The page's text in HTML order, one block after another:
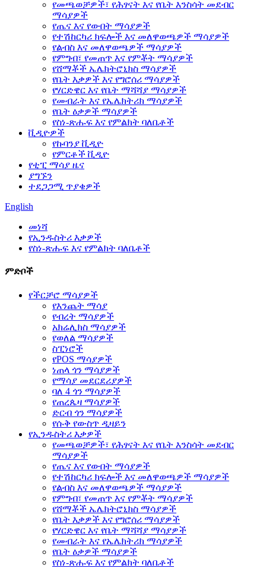
የመጫወቻዎች፣ የሕፃናት እና የቤት እንስሳት መደብር
ማሳያዎች
የጤና እና የውበት ማሳያዎች
የተሽከርካሪ ክፍሎች እና መለዋወጫዎች ማሳያዎች
የልብስ እና መለዋወጫዎች ማሳያዎች
የምግብ፣ የመጠጥ እና የምቾት ማሳያዎች
የሸማቾች ኤሌክትሮኒክስ ማሳያዎች
የቤት እቃዎች እና የግሮሰሪ ማሳያዎች
የሃርድዌር እና የቤት ማሻሻያ ማሳያዎች
የመብራት እና የኤሌክትሪክ ማሳያዎች
የቤት ዕቃዎች ማሳያዎች
የስነ-ጽሑፍ እና የምልክት ባለቤቶች
ቪዲዮዎች
የኩባንያ ቪዲዮ
የምርቶች ቪዲዮ
የቲፒ ማሳያ ዜና
ያግኙን
ተደጋጋሚ ጥያቄዎች
English
መነሻ
የኢንዱስትሪ እቃዎች
የስነ-ጽሑፍ እና የምልክት ባለቤቶች
ምድቦች
የችርቻሮ ማሳያዎች
የእንጨት ማሳያ
የብረት ማሳያዎች
አክሬሊክስ ማሳያዎች
የወለል ማሳያዎች
ስፒነሮች
የPOS ማሳያዎች
ነጠላ ጎን ማሳያዎች
የማሳያ መደርደሪያዎች
ባለ 4 ጎን ማሳያዎች
የጠረጴዛ ማሳያዎች
ድርብ ጎን ማሳያዎች
የሱቅ የውስጥ ዲዛይን
የኢንዱስትሪ እቃዎች
የመጫወቻዎች፣ የሕፃናት እና የቤት እንስሳት መደብር
ማሳያዎች
የጤና እና የውበት ማሳያዎች
የተሽከርካሪ ክፍሎች እና መለዋወጫዎች ማሳያዎች
የልብስ እና መለዋወጫዎች ማሳያዎች
የምግብ፣ የመጠጥ እና የምቾት ማሳያዎች
የሸማቾች ኤሌክትሮኒክስ ማሳያዎች
የቤት እቃዎች እና የግሮሰሪ ማሳያዎች
የሃርድዌር እና የቤት ማሻሻያ ማሳያዎች
የመብራት እና የኤሌክትሪክ ማሳያዎች
የቤት ዕቃዎች ማሳያዎች
የስነ-ጽሑፍ እና የምልክት ባለቤቶች